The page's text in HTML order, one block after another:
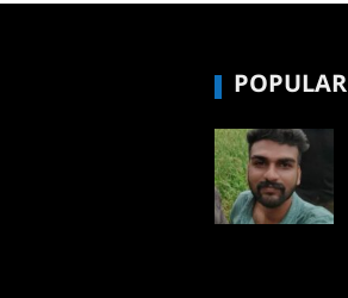
POPULAR